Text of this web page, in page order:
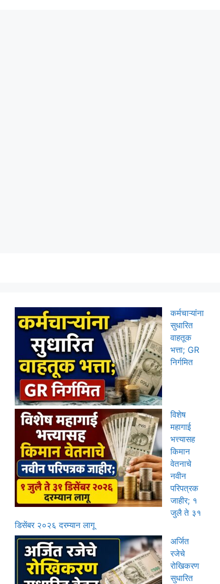
कर्मचाऱ्यांना
सुधारित
वाहतूक
भत्ता; GR
निर्गमित
विशेष
महागाई
भत्त्यासह
किमान
वेतनाचे
नवीन
परिपत्रक
जाहीर; १
जुलै ते ३१
डिसेंबर २०२६ दरम्यान लागू
अर्जित
रजेचे
रोखिकरण
सुधारित